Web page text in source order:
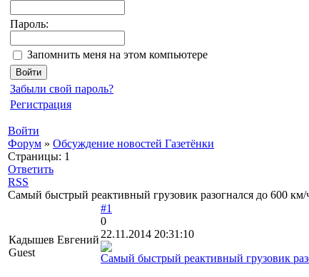
Пароль:
Запомнить меня на этом компьютере
Забыли свой пароль?
Регистрация
Войти
Форум » Обсуждение новостей Газетёнки
Страницы: 1
Ответить
RSS
Самый быстрый реактивный грузовик разогнался до 600 км/
Кадышев Евгений
Guest
#1
0
22.11.2014 20:31:10
Самый быстрый реактивный грузовик